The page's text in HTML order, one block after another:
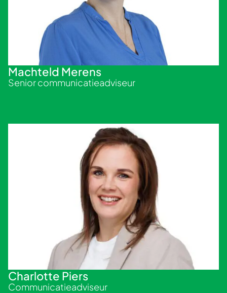
Machteld Merens
Senior communicatieadviseur
Charlotte Piers
Communicatieadviseur